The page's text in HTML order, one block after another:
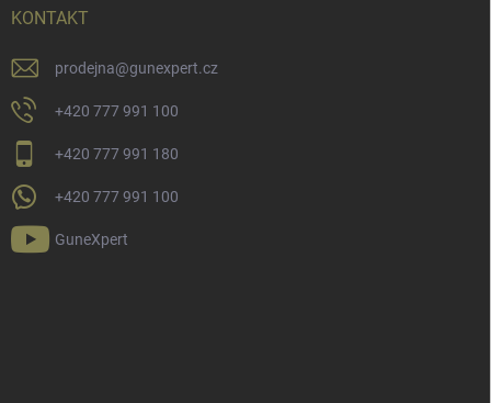
KONTAKT
prodejna@gunexpert.cz
+420 777 991 100
+420 777 991 180
+420 777 991 100
GuneXpert